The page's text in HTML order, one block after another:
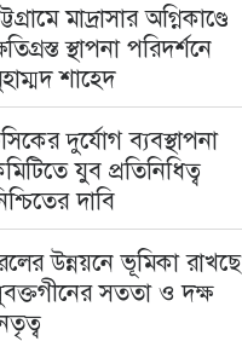
মাদ্রাসার অগ্নিকাণ্ডে
স্থাপনা পরিদর্শনে
শাহেদ
দুর্যোগ ব্যবস্থাপনা
যুব প্রতিনিধিত্ব
দাবি
উন্নয়নে ভূমিকা রাখছে
সততা ও দক্ষ